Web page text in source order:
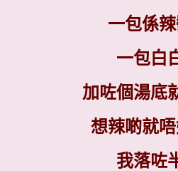
一包係
一包白
加咗個湯底
想辣啲就
我落咗